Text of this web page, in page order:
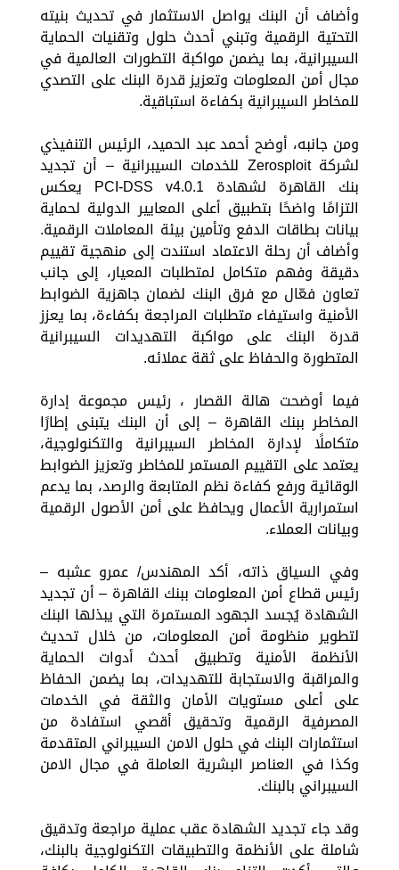
وأضاف أن البنك يواصل الاستثمار في تحديث بنيته
التحتية الرقمية وتبني أحدث حلول وتقنيات الحماية
السيبرانية، بما يضمن مواكبة التطورات العالمية في
مجال أمن المعلومات وتعزيز قدرة البنك على التصدي
للمخاطر السيبرانية بكفاءة استباقية.
ومن جانبه، أوضح أحمد عبد الحميد، الرئيس التنفيذي
لشركة Zerosploit للخدمات السيبرانية – أن تجديد
بنك القاهرة لشهادة PCI-DSS v4.0.1 يعكس
التزامًا واضحًا بتطبيق أعلى المعايير الدولية لحماية
بيانات بطاقات الدفع وتأمين بيئة المعاملات الرقمية.
وأضاف أن رحلة الاعتماد استندت إلى منهجية تقييم
دقيقة وفهم متكامل لمتطلبات المعيار، إلى جانب
تعاون فعّال مع فرق البنك لضمان جاهزية الضوابط
الأمنية واستيفاء متطلبات المراجعة بكفاءة، بما يعزز
قدرة البنك على مواكبة التهديدات السيبرانية
المتطورة والحفاظ على ثقة عملائه.
فيما أوضحت هالة القصار ، رئيس مجموعة إدارة
المخاطر ببنك القاهرة – إلى أن البنك يتبنى إطارًا
متكاملًا لإدارة المخاطر السيبرانية والتكنولوجية،
يعتمد على التقييم المستمر للمخاطر وتعزيز الضوابط
الوقائية ورفع كفاءة نظم المتابعة والرصد، بما يدعم
استمرارية الأعمال ويحافظ على أمن الأصول الرقمية
وبيانات العملاء.
وفي السياق ذاته، أكد المهندس/ عمرو عشبه –
رئيس قطاع أمن المعلومات ببنك القاهرة – أن تجديد
الشهادة يُجسد الجهود المستمرة التي يبذلها البنك
لتطوير منظومة أمن المعلومات، من خلال تحديث
الأنظمة الأمنية وتطبيق أحدث أدوات الحماية
والمراقبة والاستجابة للتهديدات، بما يضمن الحفاظ
على أعلى مستويات الأمان والثقة في الخدمات
المصرفية الرقمية وتحقيق أقصي استفادة من
استثمارات البنك في حلول الامن السيبراني المتقدمة
وكذا في العناصر البشرية العاملة في مجال الامن
السيبراني بالبنك.
وقد جاء تجديد الشهادة عقب عملية مراجعة وتدقيق
شاملة على الأنظمة والتطبيقات التكنولوجية بالبنك،